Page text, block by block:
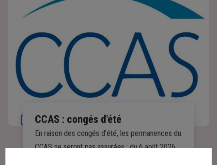
CCAS : congés d'été
En raison des congés d’été, les permanences du
CCAS ne seront pas assurées : du 6 août 2026